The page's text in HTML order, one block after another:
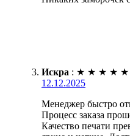
Искра : ★ ★ ★ ★ ★
12.12.2025
Менеджер быстро
Процесс заказа
Качество печати